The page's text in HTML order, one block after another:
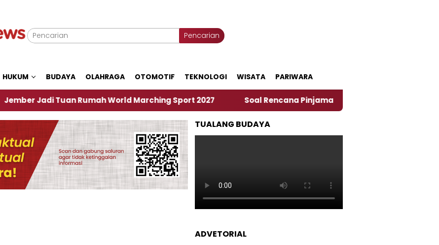
Pencarian
HUKUM BUDAYA OLAHRAGA OTOMOTIF TEKNOLOGI WISATA PARIWARA
Tuan Rumah World Marching Sport 2027 ‎Soal Rencana Pinjaman Daerah Pemkab Jember, Ini Kata
TUALANG BUDAYA
ADVETORIAL